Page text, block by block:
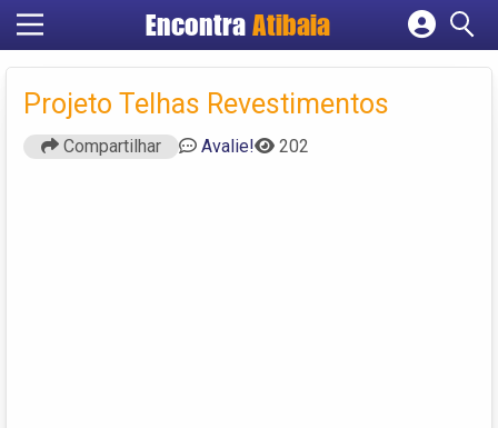
Encontra Atibaia
Cadastrar empresa
Criar conta
Projeto Telhas Revestimentos
Compartilhar Avalie! 202